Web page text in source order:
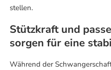
stellen.
Stützkraft und
sorgen für eine
Während der